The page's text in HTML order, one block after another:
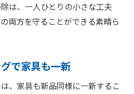
は、一人ひとりの小さな工夫
両方を守ることができる素晴ら
で家具も一新
、家具も新品同様に一新するこ